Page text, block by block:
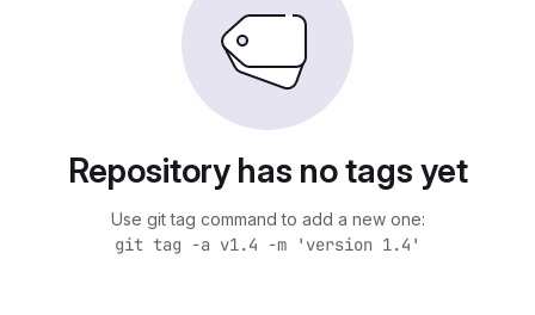
Repository has no tags yet
Use git tag command to add a new one:
git tag -a v1.4 -m 'version 1.4'